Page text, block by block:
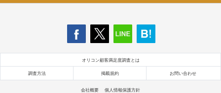
オリコン顧客満足度調査とは
調査方法 掲載規約 お問い合わせ
会社概要 個人情報保護方針